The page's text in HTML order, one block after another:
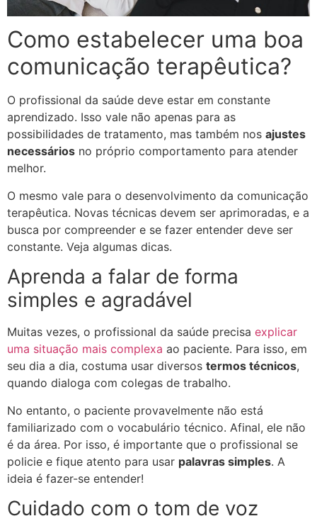
Como estabelecer uma boa
comunicação terapêutica?
O profissional da saúde deve estar em constante
aprendizado. Isso vale não apenas para as
possibilidades de tratamento, mas também nos ajustes
necessários no próprio comportamento para atender
melhor.
O mesmo vale para o desenvolvimento da comunicação
terapêutica. Novas técnicas devem ser aprimoradas, e a
busca por compreender e se fazer entender deve ser
constante. Veja algumas dicas.
Aprenda a falar de forma
simples e agradável
Muitas vezes, o profissional da saúde precisa explicar
uma situação mais complexa ao paciente. Para isso, em
seu dia a dia, costuma usar diversos termos técnicos,
quando dialoga com colegas de trabalho.
No entanto, o paciente provavelmente não está
familiarizado com o vocabulário técnico. Afinal, ele não
é da área. Por isso, é importante que o profissional se
policie e fique atento para usar palavras simples. A
ideia é fazer-se entender!
Cuidado com o tom de voz